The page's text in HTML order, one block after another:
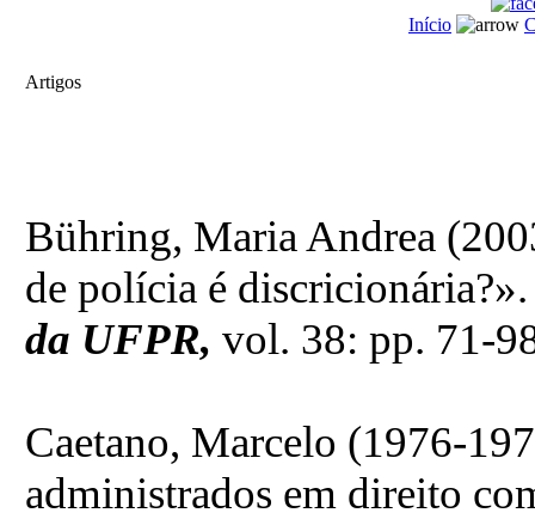
Início
Artigos
Bühring, Maria Andrea
de polícia é
da UFPR, vol. 38: pp. 71-
Caetano, Marcelo (1976-
administrados em direito